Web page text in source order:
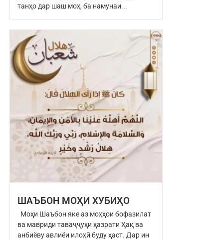
танҳо дар шаш моҳ, ба намунаи...
ШАЪБОН МОҲИ ХУБИҲО
Моҳи Шаъбон яке аз моҳҳои бофазилат
ва мавриди таваҷҷуҳи ҳазрати Ҳақ ва
анбиёву авлиёи илоҳӣ буду ҳаст. Дар ин